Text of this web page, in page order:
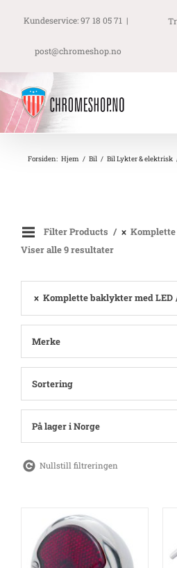
Kundeservice: 97 18 05 71 |
post@chromeshop.no
Forsiden: Hjem / Bil / Bil Lykter & elektrisk
Filter Products
Viser alle 9 resultater
Komplette baklykter med LED
Merke
Sortering
På lager i Norge
Nullstill filtreringen